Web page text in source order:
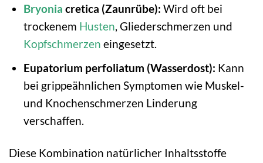
Bryonia cretica (Zaunrübe): Wird oft bei
trockenem Husten, Gliederschmerzen und
Kopfschmerzen eingesetzt.
Eupatorium perfoliatum (Wasserdost): Kann
bei grippeähnlichen Symptomen wie Muskel-
und Knochenschmerzen Linderung
verschaffen.
Diese Kombination natürlicher Inhaltsstoffe